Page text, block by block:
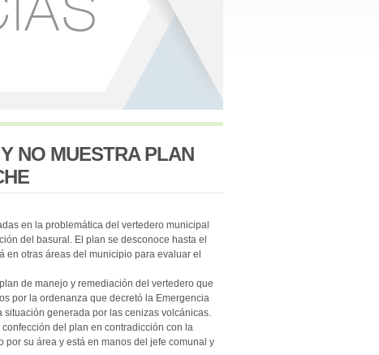
NO MUESTRA PLAN
en la problemática del vertedero municipal
del basural. El plan se desconoce hasta el
otras áreas del municipio para evaluar el
de manejo y remediación del vertedero que
por la ordenanza que decretó la Emergencia
generada por las cenizas volcánicas.
del plan en contradicción con la
su área y está en manos del jefe comunal y